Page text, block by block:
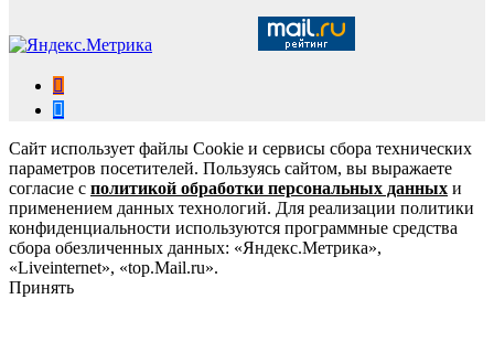
Сайт использует файлы Cookie и сервисы сбора технических
параметров посетителей. Пользуясь сайтом, вы выражаете
согласие с политикой обработки персональных данных и
применением данных технологий. Для реализации политики
конфиденциальности используются программные средства
сбора обезличенных данных: «Яндекс.Метрика»,
«Liveinternet», «top.Mail.ru».
Принять